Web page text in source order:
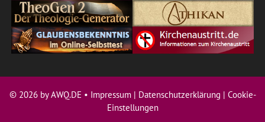
© 2026 by AWQ.DE • Impressum| Datenschutzerklärung | Cookie-
Einstellungen